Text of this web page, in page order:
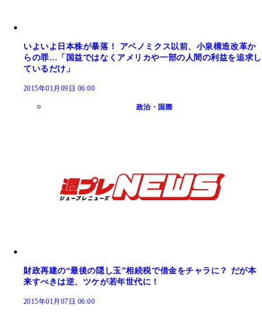
いよいよ日本株が暴落！ アベノミクス以前、小泉構造改革か
らの罪…「国益ではなくアメリカや一部の人間の利益を追求し
ているだけ」
2015年01月09日 06:00
政治・国際
財政再建の“最後の隠し玉”相続税で借金をチャラに？ だが本
来すべきは逆、ツケが若年世代に！
2015年01月07日 06:00